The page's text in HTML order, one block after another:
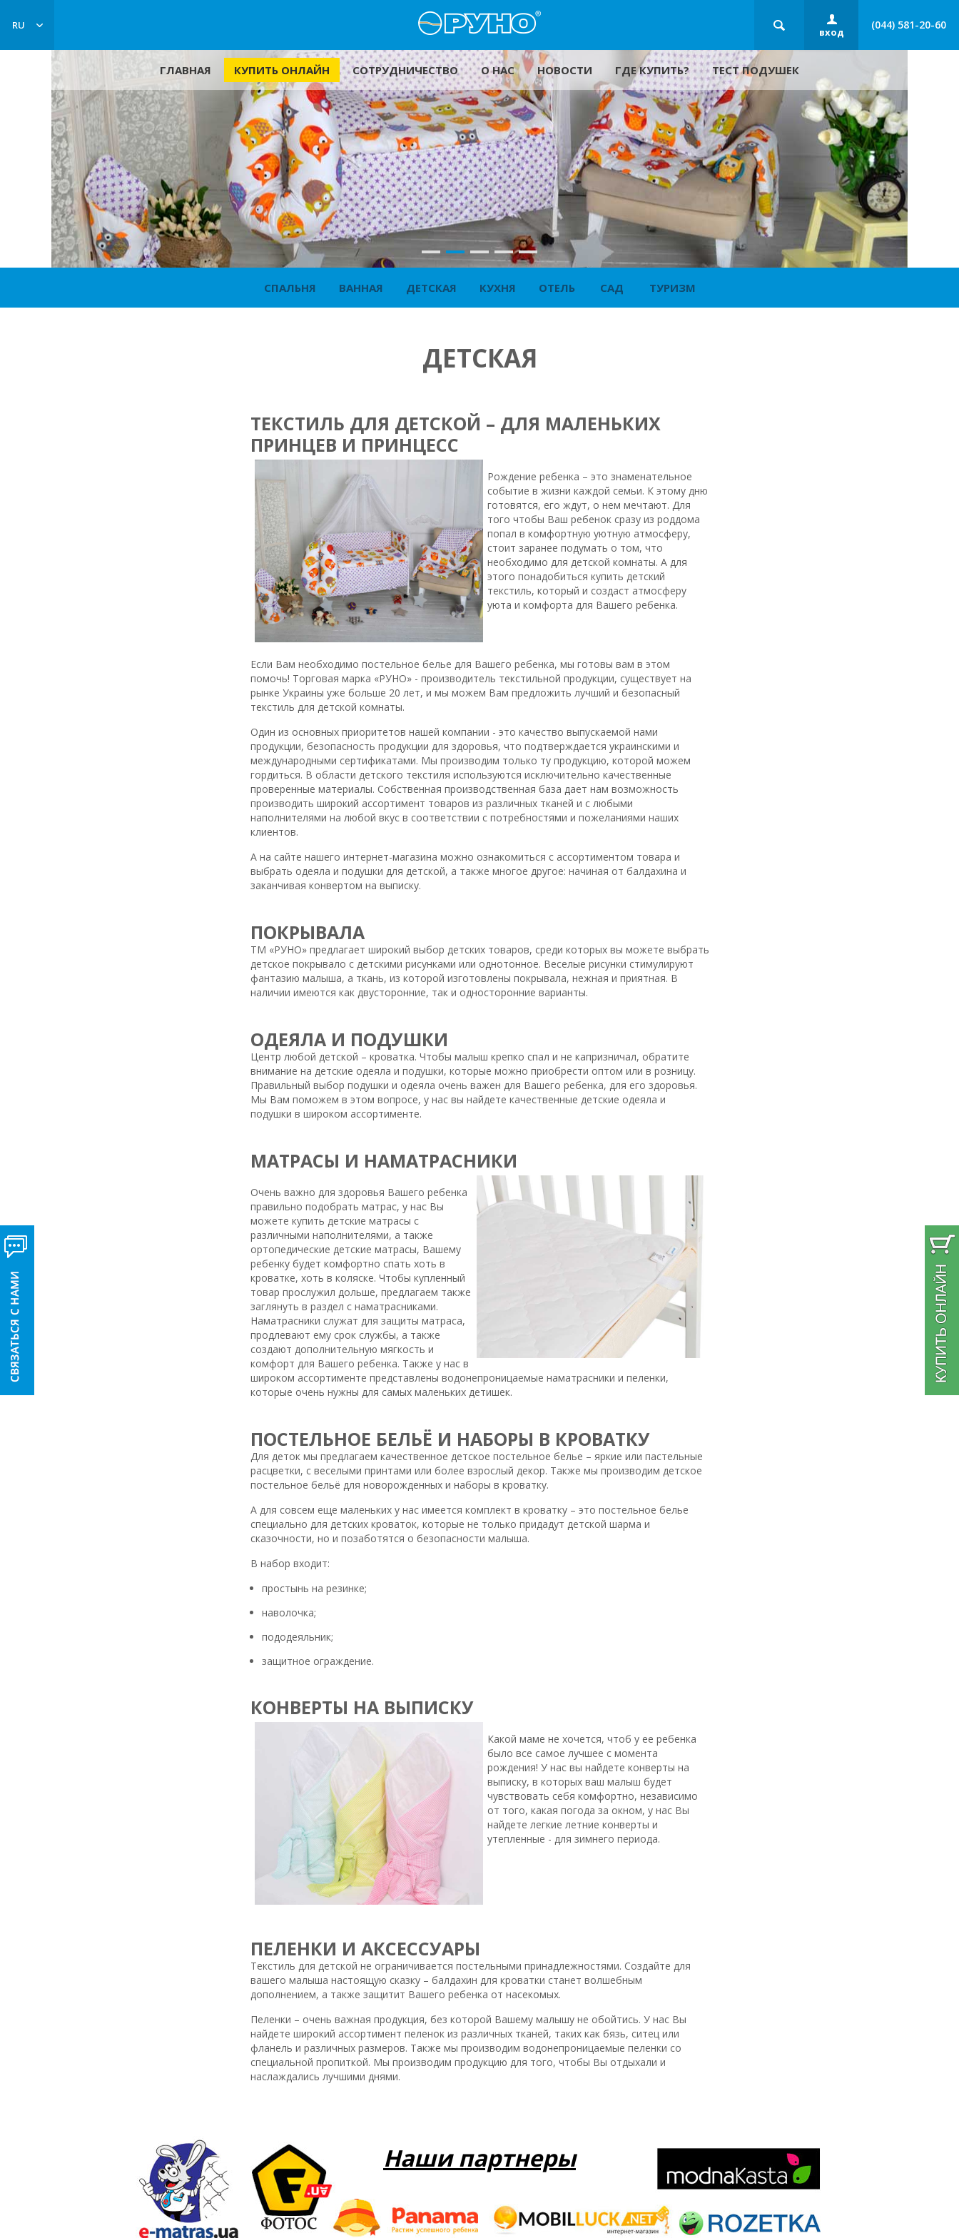
RU
вход
(044) 581-20-60
ГЛАВНАЯ КУПИТЬ ОНЛАЙН СОТРУДНИЧЕСТВО О НАС НОВОСТИ ГДЕ КУПИТЬ? ТЕСТ ПОДУШЕК
СПАЛЬНЯ ВАННАЯ ДЕТСКАЯ КУХНЯ ОТЕЛЬ САД ТУРИЗМ
ДЕТСКАЯ
ТЕКСТИЛЬ ДЛЯ ДЕТСКОЙ – ДЛЯ МАЛЕНЬКИХ
ПРИНЦЕВ И ПРИНЦЕСС
Рождение ребенка – это знаменательное
событие в жизни каждой семьи. К этому дню
готовятся, его ждут, о нем мечтают. Для
того чтобы Ваш ребенок сразу из роддома
попал в комфортную уютную атмосферу,
стоит заранее подумать о том, что
необходимо для детской комнаты. А для
этого понадобиться купить детский
текстиль, который и создаст атмосферу
уюта и комфорта для Вашего ребенка.
Если Вам необходимо постельное белье для Вашего ребенка, мы готовы вам в этом
помочь! Торговая марка «РУНО» - производитель текстильной продукции, существует на
рынке Украины уже больше 20 лет, и мы можем Вам предложить лучший и безопасный
текстиль для детской комнаты.
Один из основных приоритетов нашей компании - это качество выпускаемой нами
продукции, безопасность продукции для здоровья, что подтверждается украинскими и
международными сертификатами. Мы производим только ту продукцию, которой можем
гордиться. В области детского текстиля используются исключительно качественные
проверенные материалы. Собственная производственная база дает нам возможность
производить широкий ассортимент товаров из различных тканей и с любыми
наполнителями на любой вкус в соответствии с потребностями и пожеланиями наших
клиентов.
А на сайте нашего интернет-магазина можно ознакомиться с ассортиментом товара и
выбрать одеяла и подушки для детской, а также многое другое: начиная от балдахина и
заканчивая конвертом на выписку.
ПОКРЫВАЛА
ТМ «РУНО» предлагает широкий выбор детских товаров, среди которых вы можете выбрать
детское покрывало с детскими рисунками или однотонное. Веселые рисунки стимулируют
фантазию малыша, а ткань, из которой изготовлены покрывала, нежная и приятная. В
наличии имеются как двусторонние, так и односторонние варианты.
ОДЕЯЛА И ПОДУШКИ
Центр любой детской – кроватка. Чтобы малыш крепко спал и не капризничал, обратите
внимание на детские одеяла и подушки, которые можно приобрести оптом или в розницу.
Правильный выбор подушки и одеяла очень важен для Вашего ребенка, для его здоровья.
Мы Вам поможем в этом вопросе, у нас вы найдете качественные детские одеяла и
подушки в широком ассортименте.
МАТРАСЫ И НАМАТРАСНИКИ
Очень важно для здоровья Вашего ребенка
правильно подобрать матрас, у нас Вы
можете купить детские матрасы с
различными наполнителями, а также
ортопедические детские матрасы, Вашему
ребенку будет комфортно спать хоть в
кроватке, хоть в коляске. Чтобы купленный
товар прослужил дольше, предлагаем также
заглянуть в раздел с наматрасниками.
Наматрасники служат для защиты матраса,
продлевают ему срок службы, а также
создают дополнительную мягкость и
комфорт для Вашего ребенка. Также у нас в
широком ассортименте представлены водонепроницаемые наматрасники и пеленки,
которые очень нужны для самых маленьких детишек.
ПОСТЕЛЬНОЕ БЕЛЬЁ И НАБОРЫ В КРОВАТКУ
Для деток мы предлагаем качественное детское постельное белье – яркие или пастельные
расцветки, с веселыми принтами или более взрослый декор. Также мы производим детское
постельное бельё для новорожденных и наборы в кроватку.
А для совсем еще маленьких у нас имеется комплект в кроватку – это постельное белье
специально для детских кроваток, которые не только придадут детской шарма и
сказочности, но и позаботятся о безопасности малыша.
В набор входит:
простынь на резинке;
наволочка;
пододеяльник;
защитное ограждение.
КОНВЕРТЫ НА ВЫПИСКУ
Какой маме не хочется, чтоб у ее ребенка
было все самое лучшее с момента
рождения! У нас вы найдете конверты на
выписку, в которых ваш малыш будет
чувствовать себя комфортно, независимо
от того, какая погода за окном, у нас Вы
найдете легкие летние конверты и
утепленные - для зимнего периода.
ПЕЛЕНКИ И АКСЕССУАРЫ
Текстиль для детской не ограничивается постельными принадлежностями. Создайте для
вашего малыша настоящую сказку – балдахин для кроватки станет волшебным
дополнением, а также защитит Вашего ребенка от насекомых.
Пеленки – очень важная продукция, без которой Вашему малышу не обойтись. У нас Вы
найдете широкий ассортимент пеленок из различных тканей, таких как бязь, ситец или
фланель и различных размеров. Также мы производим водонепроницаемые пеленки со
специальной пропиткой. Мы производим продукцию для того, чтобы Вы отдыхали и
наслаждались лучшими днями.
Наши партнеры